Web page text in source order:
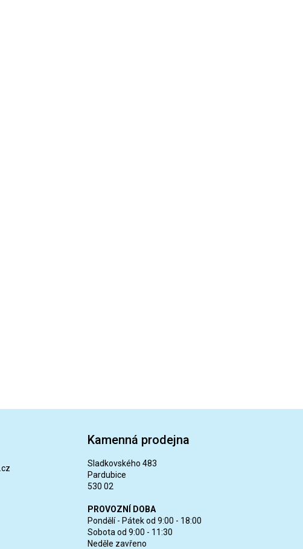
Kamenná prodejna
Sladkovského 483
Pardubice
530 02
PROVOZNÍ DOBA
Pondělí - Pátek od 9:00 - 18:00
Sobota od 9:00 - 11:30
Neděle zavřeno